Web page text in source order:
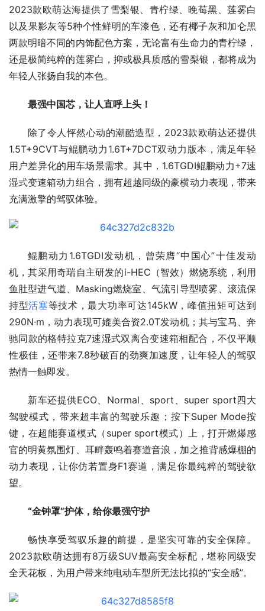
2023款欧萌达海提供了雪梨银、青柠绿、晚莓黑、莲雾白
以及果影灰等5种个性鲜明的车漆色，还有椰子灰和加仑黑
两款明暗不同的内饰配色方案，无论富有生命力的青柠绿，
还是极简纯粹的莲雾白，抑或极具质感的雪梨银，都将成为
年轻人张扬自我的本色。
最强中国芯，让人直呼上头！
除了令人怦然心动的潮酷造型，2023款欧萌达还提供
1.5T+9CVT与鲲鹏动力1.6T+7DCT双动力版本，满足年轻
用户差异化的用车场景需求。其中，1.6TGDI鲲鹏动力+7速
湿式变速箱动力组合，拥有超越同级的豪横动力表现，带来
充满激擎的驾驭体验。
鲲鹏动力1.6TGDI发动机，曾荣膺“中国心”十佳发动
机，其采用奇瑞自主研发的i-HEC（智效）燃烧系统，利用
鱼肚型进气道、Masking燃烧室、气流引导型喷雾、滚流保
持型活塞等技术，最大功率可达145kW，峰值扭矩可达到
290N·m，动力表现可媲美合资2.0T发动机；其与宝马、奔
驰同款的格特拉克7速湿式双离合变速箱相配合，不仅平顺
性极佳，还带来7.8秒破百的劲爽加速度，让年轻人的驾驭
热情一触即发。
新车还提供ECO、Normal、sport、super sport四大
驾驶模式，带来超丰富的驾驶乐趣；按下Super Mode按
键，在超能赛道模式（super sport模式）上，打开燃爆感
官的明黄氛围灯、耳畔轰鸣着赛道音浪，加之推背感爆棚的
动力表现，让你仿若置身F1赛道，满足你最纯粹的驾驶欲
望。
“金钟罩”护体，给你最强守护
畅快享受驾驭乐趣的前提，是坚实可靠的安全保障。
2023款欧萌达拥有8万级SUV最高安全标配，堪称同级安
全天花板，为用户带来纯电动车型所无法比拟的“安全感”。